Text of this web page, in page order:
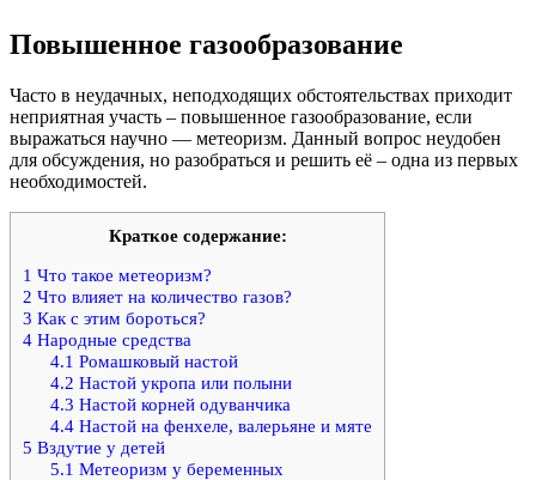
Повышенное газообразование
Часто в неудачных, неподходящих обстоятельствах приходит
неприятная участь – повышенное газообразование, если
выражаться научно — метеоризм. Данный вопрос неудобен
для обсуждения, но разобраться и решить её – одна из первых
необходимостей.
Краткое содержание:
1 Что такое метеоризм?
2 Что влияет на количество газов?
3 Как с этим бороться?
4 Народные средства
4.1 Ромашковый настой
4.2 Настой укропа или полыни
4.3 Настой корней одуванчика
4.4Настой на фенхеле, валерьяне и мяте
5 Вздутие у детей
5.1 Метеоризм у беременных